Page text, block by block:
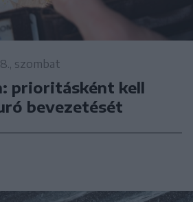
szombat
prioritásként kell
bevezetését